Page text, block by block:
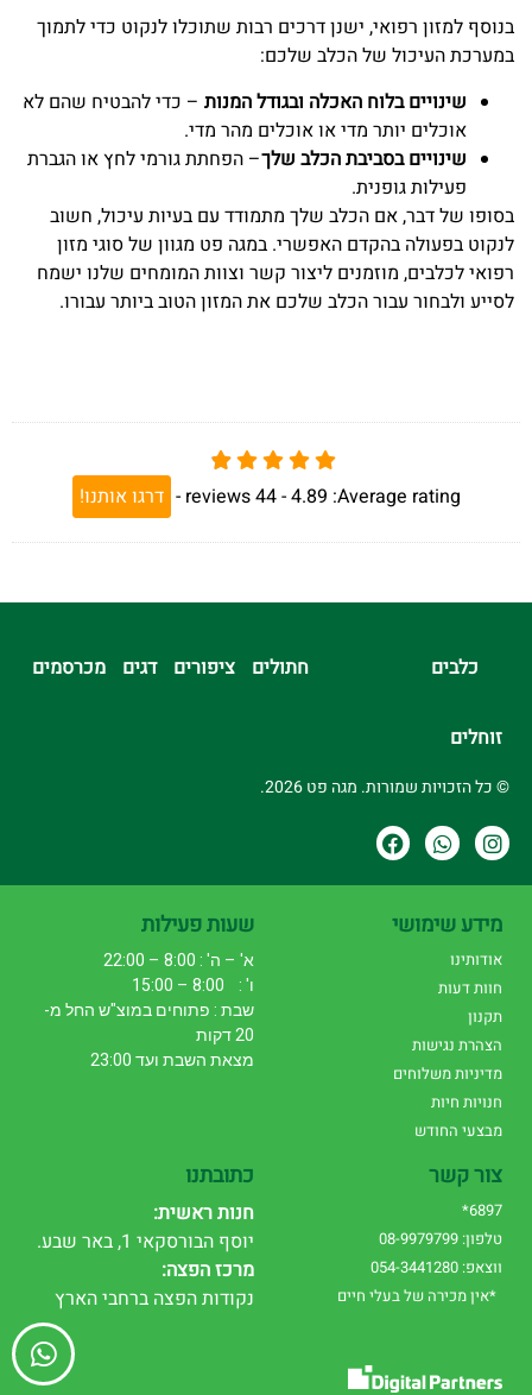
בנוסף למזון רפואי, ישנן דרכים רבות שתוכלו לנקוט כדי לתמוך
במערכת העיכול של הכלב שלכם:
שינויים בלוח האכלה ובגודל המנות – כדי להבטיח שהם לא
אוכלים יותר מדי או אוכלים מהר מדי.
שינויים בסביבת הכלב שלך– הפחתת גורמי לחץ או הגברת
פעילות גופנית.
בסופו של דבר, אם הכלב שלך מתמודד עם בעיות עיכול, חשוב
לנקוט בפעולה בהקדם האפשרי. במגה פט מגוון של סוגי מזון
רפואי לכלבים, מוזמנים ליצור קשר וצוות המומחים שלנו ישמח
לסייע ולבחור עבור הכלב שלכם את המזון הטוב ביותר עבורו.
Average rating:
4.89 -
44
reviews
- דרגו אותנו!
כלבים חתולים ציפורים דגים מכרסמים
זוחלים
© כל הזכויות שמורות. מגה פט 2026.
מידע שימושי
אודותינו
חוות דעות
תקנון
הצהרת נגישות
מדיניות משלוחים
חנויות חיות
מבצעי החודש
שעות פעילות
א' – ה' : 8:00 – 22:00
ו' : 8:00 – 15:00
שבת : פתוחים במוצ"ש החל מ-
20 דקות
מצאת השבת ועד 23:00
צור קשר
6897*
טלפון: 08-9979799
ווצאפ: 054-3441280
*אין מכירה של בעלי חיים
כתובתנו
חנות ראשית:
יוסף הבורסקאי 1, באר שבע.
מרכז הפצה:
נקודות הפצה ברחבי הארץ